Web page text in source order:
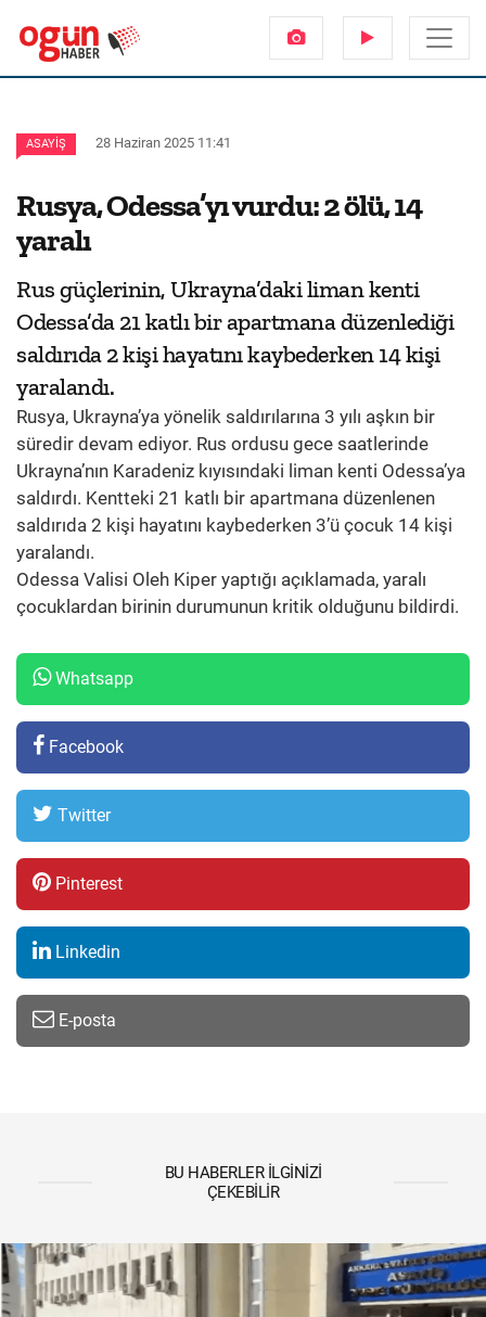
ASAYIŞ 28 Haziran 2025 11:41
Rusya, Odessa’yı vurdu: 2 ölü, 14
yaralı
Rus güçlerinin, Ukrayna’daki liman kenti
Odessa’da 21 katlı bir apartmana düzenlediği
saldırıda 2 kişi hayatını kaybederken 14 kişi
yaralandı.
Rusya, Ukrayna’ya yönelik saldırılarına 3 yılı aşkın bir
süredir devam ediyor. Rus ordusu gece saatlerinde
Ukrayna’nın Karadeniz kıyısındaki liman kenti Odessa’ya
saldırdı. Kentteki 21 katlı bir apartmana düzenlenen
saldırıda 2 kişi hayatını kaybederken 3’ü çocuk 14 kişi
yaralandı.
Odessa Valisi Oleh Kiper yaptığı açıklamada, yaralı
çocuklardan birinin durumunun kritik olduğunu bildirdi.
Whatsapp
Facebook
Twitter
Pinterest
Linkedin
E-posta
BU HABERLER İLGINIZI
ÇEKEBILIR